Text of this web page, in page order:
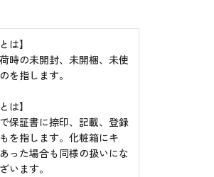
は】
時の未開封、未開梱、未使
を指します。
は】
保証書に捺印、記載、登録
を指します。化粧箱にキ
った場合も同様の扱いにな
います。